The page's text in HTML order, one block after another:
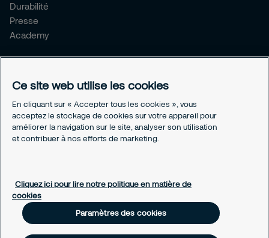
Durabilité
Presse
Academy
Déclaration de confidentialité
Divulgation responsable
Assurance
Avis juridiques
Ce site web utilise les cookies
En cliquant sur « Accepter tous les cookies », vous
acceptez le stockage de cookies sur votre appareil pour
améliorer la navigation sur le site, analyser son utilisation
et contribuer à nos efforts de marketing.
Cliquez ici pour lire notre politique en matière de
cookies
Paramètres des cookies